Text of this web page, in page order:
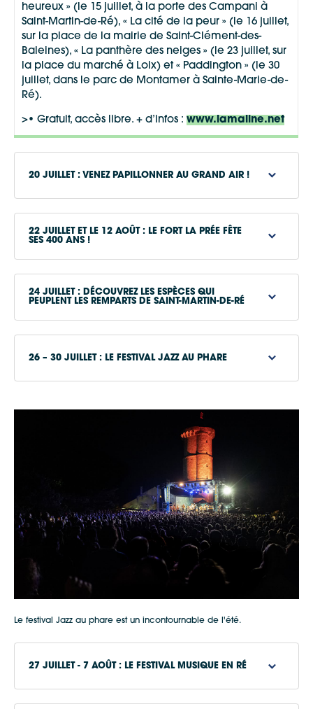
heureux » (le 15 juillet, à la porte des Campani à
Saint-Martin-de-Ré), « La cité de la peur » (le 16 juillet,
sur la place de la mairie de Saint-Clément-des-
Baleines), « La panthère des neiges » (le 23 juillet, sur
la place du marché à Loix) et « Paddington » (le 30
juillet, dans le parc de Montamer à Sainte-Marie-de-
Ré).
>• Gratuit, accès libre. + d’infos : www.lamaline.net
20 JUILLET : VENEZ PAPILLONNER AU GRAND AIR !
www.iledere.com
22 JUILLET ET LE 12 AOÛT : LE FORT LA PRÉE FÊTE
SES 400 ANS !
24 JUILLET : DÉCOUVREZ LES ESPÈCES QUI
PEUPLENT LES REMPARTS DE SAINT-MARTIN-DE-RÉ
26 – 30 JUILLET : LE FESTIVAL JAZZ AU PHARE
www.jazzauphare.com
Le festival Jazz au phare est un incontournable de l'été.
27 JUILLET - 7 AOÛT : LE FESTIVAL MUSIQUE EN RÉ